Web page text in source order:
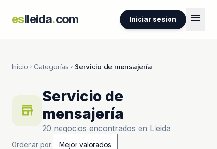
eslleida.com Iniciar sesión menu
Inicio chevron_right Categorías chevron_right Servicio de mensajería
store
Servicio de
mensajería
20 negocios encontrados en Lleida
Ordenar por: